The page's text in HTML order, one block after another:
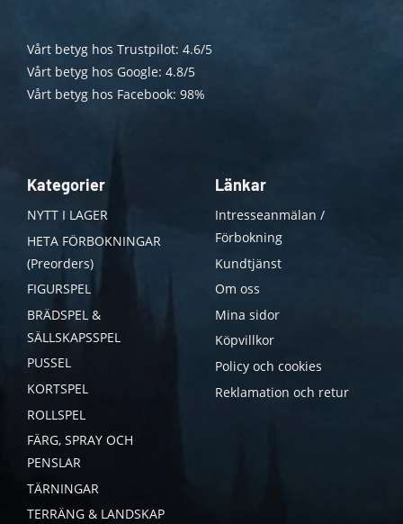
Vårt betyg hos Trustpilot: 4.6/5
Vårt betyg hos Google: 4.8/5
Vårt betyg hos Facebook: 98%
Kategorier
NYTT I LAGER
HETA FÖRBOKNINGAR
(Preorders)
FIGURSPEL
BRÄDSPEL &
SÄLLSKAPSSPEL
PUSSEL
KORTSPEL
ROLLSPEL
FÄRG, SPRAY OCH
PENSLAR
TÄRNINGAR
TERRÄNG & LANDSKAP
Länkar
Intresseanmälan /
Förbokning
Kundtjänst
Om oss
Mina sidor
Köpvillkor
Policy och cookies
Reklamation och retur